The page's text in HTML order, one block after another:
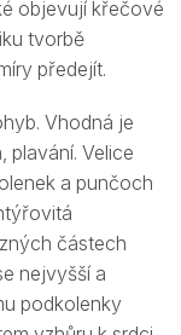
objevují křečové
tvorbě
předejít.
Vhodná je
plavání. Velice
a punčoch
částech
nejvyšší a
podkolenky